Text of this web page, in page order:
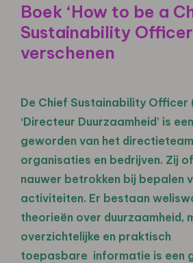
Boek ‘How to be a
Sustainability
verschenen
De Chief Sustainability Officer
‘Directeur Duurzaamheid’ is
geworden van het
organisaties en bedrijven. Zij
nauwer betrokken bij bepalen
activiteiten. Er bestaan
theorieën over duurzaamheid,
overzichtelijke en praktisch
toepasbare informatie is een